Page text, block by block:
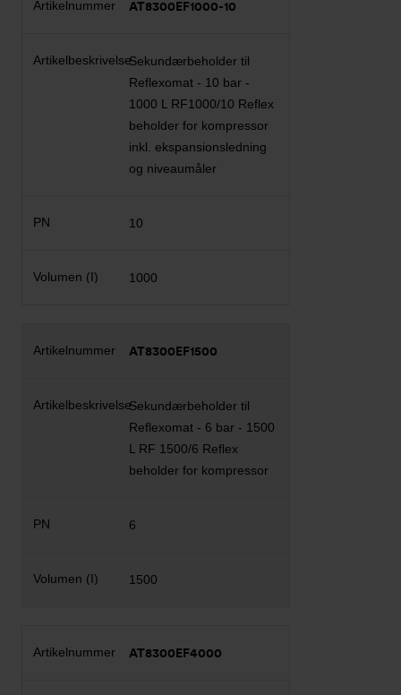
AT8300EF1000-10
Sekundærbeholder til
Reflexomat - 10 bar -
1000 L RF1000/10 Reflex
beholder for kompressor
inkl. ekspansionsledning
og niveaumåler
10
1000
AT8300EF1500
Sekundærbeholder til
Reflexomat - 6 bar - 1500
L RF 1500/6 Reflex
beholder for kompressor
6
1500
AT8300EF4000